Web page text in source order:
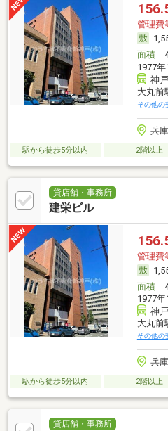
管理費
面積
1977
神
大丸前
その他の
兵
駅から徒歩5分以内 2階以上
貸店舗・事務所
建栄ビル
管理費
面積
1977
神
大丸前
その他の
兵
駅から徒歩5分以内 2階以上
貸店舗・事務所